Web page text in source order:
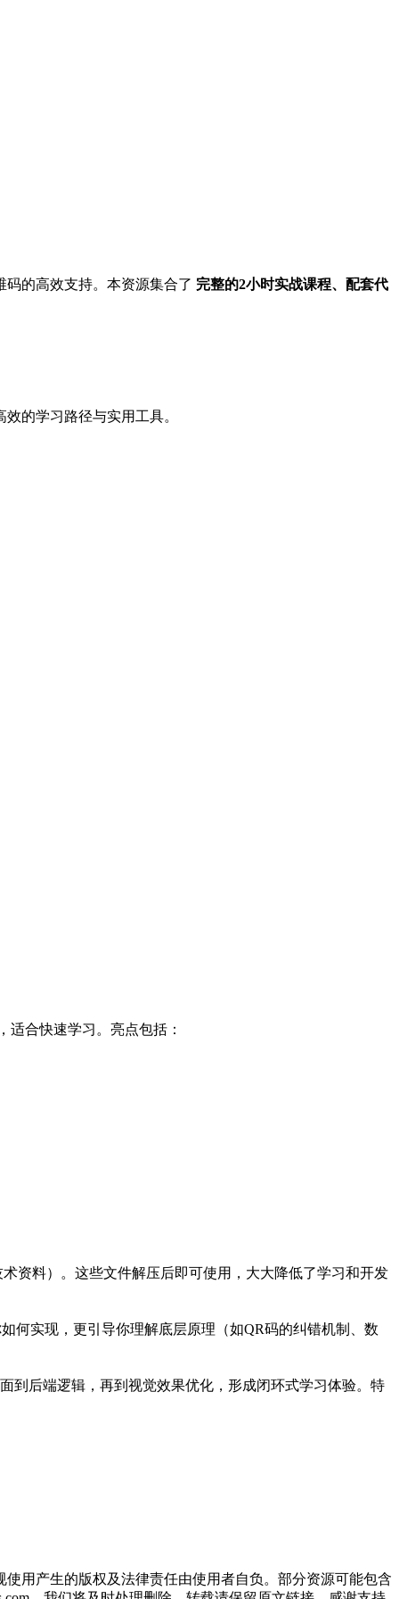
的高效支持。本资源集合了 完整的2小时实战课程、配套代
的学习路径与实用工具。
合快速学习。亮点包括：
资料）。这些文件解压后即可使用，大大降低了学习和开发
何实现，更引导你理解底层原理（如QR码的纠错机制、数
到后端逻辑，再到视觉效果优化，形成闭环式学习体验。特
用产生的版权及法律责任由使用者自负。部分资源可能包含